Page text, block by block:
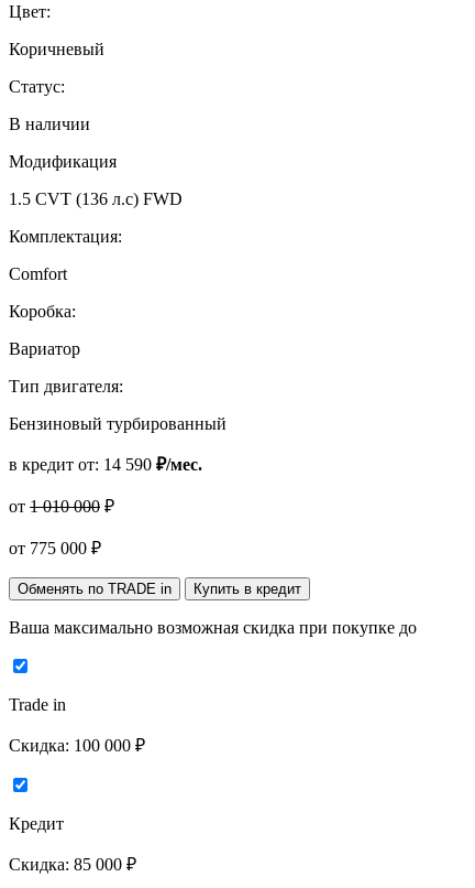
Цвет:
Коричневый
Статус:
В наличии
Модификация
1.5 CVT (136 л.с) FWD
Комплектация:
Comfort
Коробка:
Вариатор
Тип двигателя:
Бензиновый турбированный
в кредит от: 14 590 ₽/мес.
от 1 010 000 ₽
от 775 000 ₽
Обменять по TRADE in Купить в кредит
Ваша максимально возможная скидка при покупке до
Trade in
Скидка: 100 000 ₽
Кредит
Скидка: 85 000 ₽